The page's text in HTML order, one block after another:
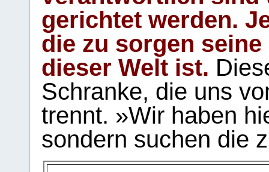
gerichtet werden.
die zu sorgen
dieser Welt ist.
Schranke, die uns
trennt. »Wir haben
sondern suchen die